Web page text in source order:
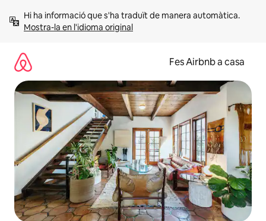
Mostra-la en l'idioma original
Fes Airbnb a casa